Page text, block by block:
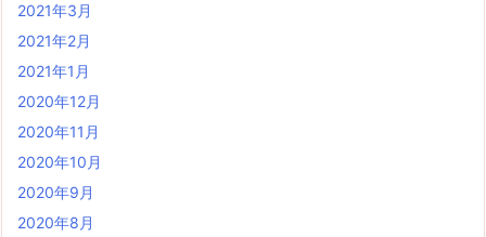
2021年3月
2021年2月
2021年1月
2020年12月
2020年11月
2020年10月
2020年9月
2020年8月